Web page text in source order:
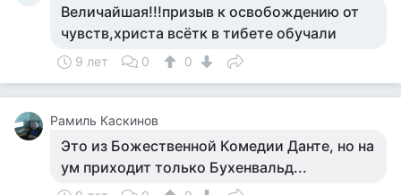
Величайшая!!!призыв к освобождению от
чувств,христа всётк в тибете обучали
9 лет 0 0
Рамиль Каскинов
Это из Божественной Комедии Данте, но на
ум приходит только Бухенвальд...